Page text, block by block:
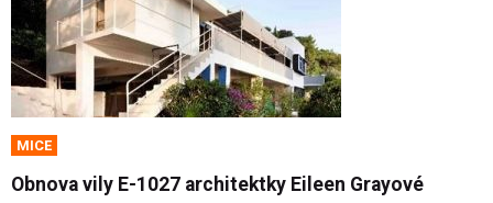
MICE
Obnova vily E-1027 architektky Eileen Grayové